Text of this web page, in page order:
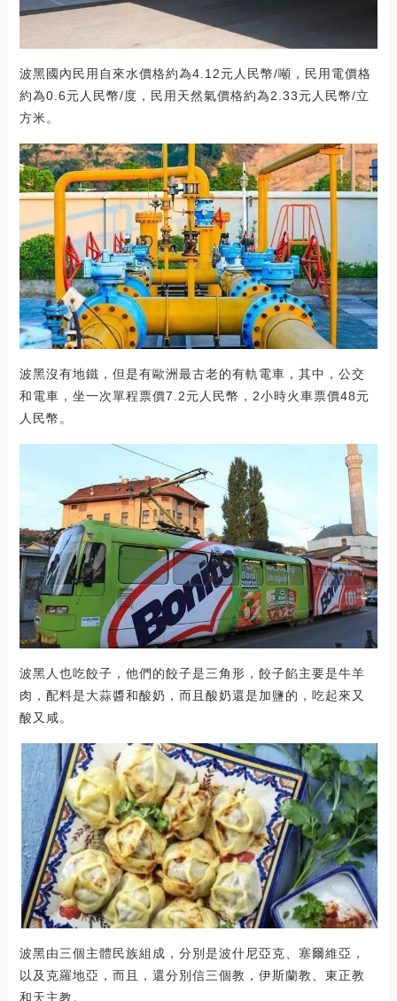
波黑國內民用自來水價格約為4.12元人民幣/噸，民用電價格
約為0.6元人民幣/度，民用天然氣價格約為2.33元人民幣/立
方米。
波黑沒有地鐵，但是有歐洲最古老的有軌電車，其中，公交
和電車，坐一次單程票價7.2元人民幣，2小時火車票價48元
人民幣。
波黑人也吃餃子，他們的餃子是三角形，餃子餡主要是牛羊
肉，配料是大蒜醬和酸奶，而且酸奶還是加鹽的，吃起來又
酸又咸。
波黑由三個主體民族組成，分別是波什尼亞克、塞爾維亞，
以及克羅地亞，而且，還分別信三個教，伊斯蘭教、東正教
和天主教。